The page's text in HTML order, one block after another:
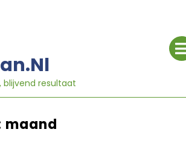
blijvend resultaat
maand